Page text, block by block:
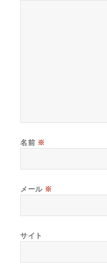
名前 ※
メール ※
サイト